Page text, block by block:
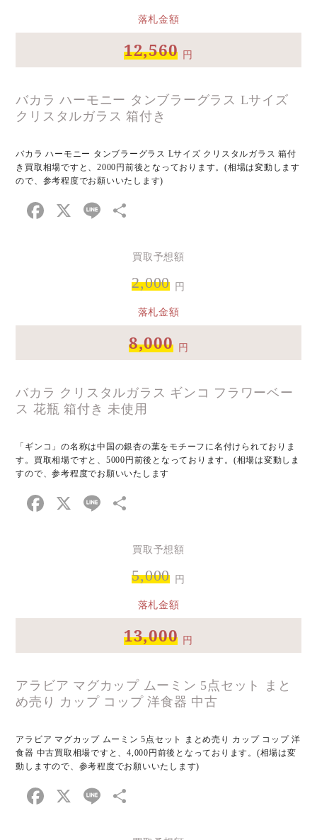
落札金額
12,560 円
バカラ ハーモニー タンブラーグラス Lサイズ
クリスタルガラス 箱付き
バカラ ハーモニー タンブラーグラス Lサイズ クリスタルガラス 箱付
き買取相場ですと、2000円前後となっております。(相場は変動します
ので、参考程度でお願いいたします)
Facebook
X Line
買取予想額
2,000 円
落札金額
8,000 円
バカラ クリスタルガラス ギンコ フラワーベー
ス 花瓶 箱付き 未使用
「ギンコ」の名称は中国の銀杏の葉をモチーフに名付けられておりま
す。買取相場ですと、5000円前後となっております。(相場は変動しま
すので、参考程度でお願いいたします
Facebook
X Line
買取予想額
5,000 円
落札金額
13,000 円
アラビア マグカップ ムーミン 5点セット まと
め売り カップ コップ 洋食器 中古
アラビア マグカップ ムーミン 5点セット まとめ売り カップ コップ 洋
食器 中古買取相場ですと、4,000円前後となっております。(相場は変
動しますので、参考程度でお願いいたします)
Facebook
X Line